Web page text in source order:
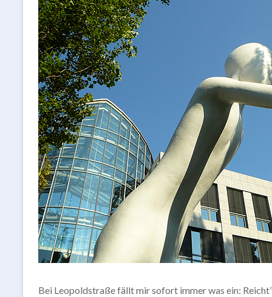
Bei Leopoldstraße fällt mir sofort immer was ein: